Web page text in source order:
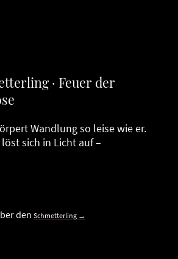
· Feuer der
Wandlung so leise wie er.
sich in Licht auf –
den Schmetterling →